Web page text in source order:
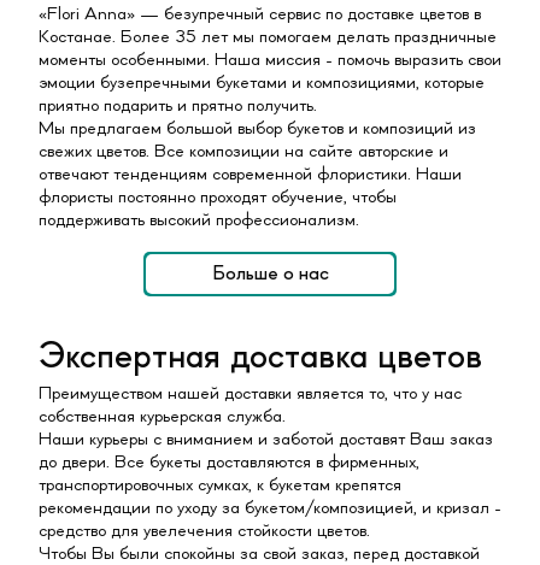
«Flori Anna» — безупречный сервис по доставке цветов в
Костанае. Более 35 лет мы помогаем делать праздничные
моменты особенными. Наша миссия - помочь выразить свои
эмоции бузепречными букетами и композициями, которые
приятно подарить и прятно получить.
Мы предлагаем большой выбор букетов и композиций из
свежих цветов. Все композиции на сайте авторские и
отвечают тенденциям современной флористики. Наши
флористы постоянно проходят обучение, чтобы
поддерживать высокий профессионализм.
Больше о нас
Экспертная доставка цветов
Преимуществом нашей доставки является то, что у нас
собственная курьерская служба.
Наши курьеры с вниманием и заботой доставят Ваш заказ
до двери. Все букеты доставляются в фирменных,
транспортировочных сумках, к букетам крепятся
рекомендации по уходу за букетом/композицией, и кризал -
средство для увелечения стойкости цветов.
Чтобы Вы были спокойны за свой заказ, перед доставкой